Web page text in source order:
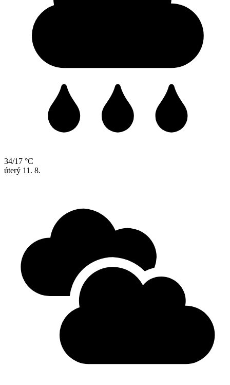
34/17 °C
úterý 11. 8.